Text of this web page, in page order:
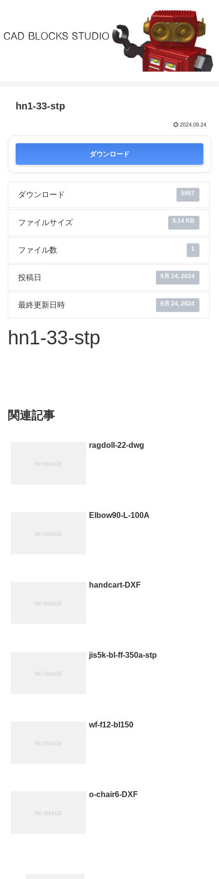
hn1-33-stp
2024.09.24
ダウンロード
ダウンロード 5957
ファイルサイズ 5.14 KB
ファイル数 1
投稿日 9月 24, 2024
最終更新日時 9月 24, 2024
hn1-33-stp
関連記事
ragdoll-22-dwg
Elbow90-L-100A
handcart-DXF
jis5k-bl-ff-350a-stp
wf-f12-bl150
o-chair6-DXF